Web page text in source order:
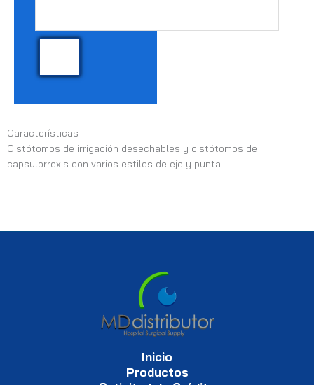
Características
Cistótomos de irrigación desechables y cistótomos de
capsulorrexis con varios estilos de eje y punta.
Inicio
Productos